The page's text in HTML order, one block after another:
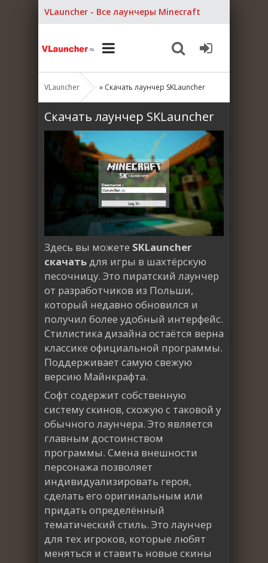
VLauncher - Все лаунчеры Minecraft
VLauncher » Скачать лаунчер SKLauncher
Скачать лаунчер SKLauncher
Здесь вы можете SKLauncher
скачатьдля игры в шахтёрскую
песочницу. Это пиратский лаунчер
от разработчиков из Польши,
который недавно обновился и
получил более удобный интерфейс.
Стилистика дизайна остаётся верна
классике официальной программы.
Поддерживает самую свежую
версию Майнкрафта.
Софт содержит собственную
систему скинов, схожую с таковой у
обычного лаунчера. Это является
главным достоинством
программы. Смена внешности
персонажа позволяет
индивидуализировать героя,
сделать его оригинальным или
придать определённый
тематический стиль. Это лаунчер
для тех игроков, которые любят
меняться и ставить новые скины